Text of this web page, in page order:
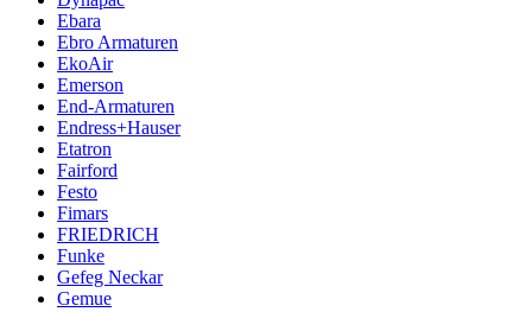
Ebara
Ebro Armaturen
EkoAir
Emerson
End-Armaturen
Endress+Hauser
Etatron
Fairford
Festo
Fimars
FRIEDRICH
Funke
Gefeg Neckar
Gemue